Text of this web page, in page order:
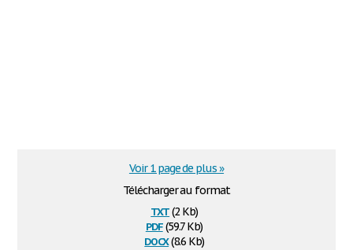
Télécharger au format
txt(2 Kb)
pdf(59.7 Kb)
docx(8.6 Kb)
Voir 1 page de plus »